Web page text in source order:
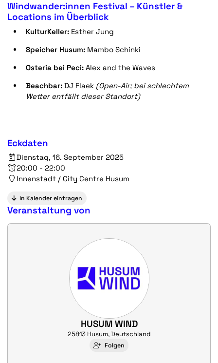
Windwander:innen Festival – Künstler &
Locations im Überblick
KulturKeller:Esther Jung
Speicher Husum:Mambo Schinki
Osteria bei Peci:Alex and the Waves
Beachbar:DJ Flaek (Open-Air; bei schlechtem
Wetter entfällt dieser Standort)
Eckdaten
Dienstag, 16. September 2025
20:00 - 22:00
Innenstadt / City Centre Husum
In Kalender eintragen
Veranstaltung von
HUSUM WIND
25813 Husum, Deutschland
Folgen